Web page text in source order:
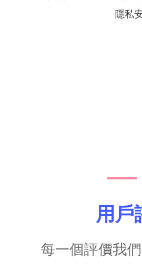
隱私
用戶
每一個評價我